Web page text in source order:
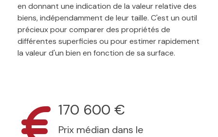
en donnant une indication de la valeur relative des
biens, indépendamment de leur taille. C'est un outil
précieux pour comparer des propriétés de
différentes superficies ou pour estimer rapidement
la valeur d'un bien en fonction de sa surface.
170 600 €
Prix médian dans le